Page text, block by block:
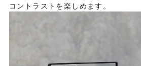
コントラストを楽しめます。